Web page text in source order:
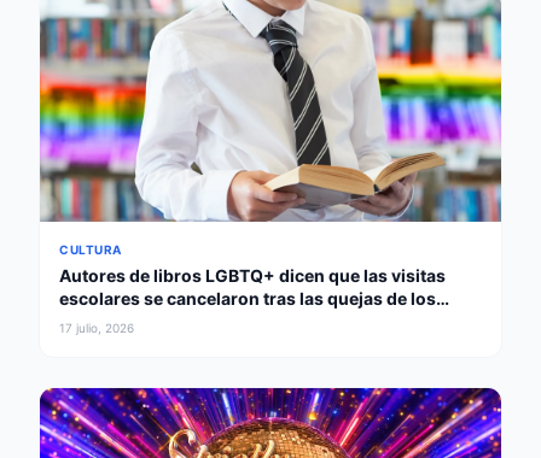
CULTURA
Autores de libros LGBTQ+ dicen que las visitas
escolares se cancelaron tras las quejas de los
padres
17 julio, 2026